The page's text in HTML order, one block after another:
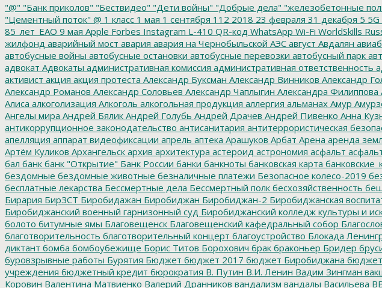
"@" "Банк приколов" "Бествидео" "Дети войны" "Добрые дела" "железобетонные
"Цементный поток" @ 1 класс 1 мая 1 сентября 112 2018 23 февраля 31 декабря 5 5G
85_лет_ЕАО 9 мая Apple Forbes Instagram L-410 QR-код WhatsApp Wi-Fi WorldSkills
жилфонд аварийный мост авария авария на Чернобыльской АЭС август Авдалян
автобусные войны автобусные остановки автобусные перевозки автобусный парк
адвокат Адвокаты административная комиссия административная ответственность
активист акция акция протеста Александр Буксман Александр Винников Александр
Александр Романов Александр Соловьев Александр Чаплыгин Александра Филиппова
Алиса алкоголизация Алкоголь алкогольная продукция аллергия альманах Амур
Ангелы мира Андрей Бялик Андрей Голубь Андрей Драчев Андрей Пивенко Анна
антикоррупционное законодательство антисанитария антитеррористическая
апелляция аппарат видеофиксации апрель аптека Арашуков Арбат Арена аренда
Артём Куликов Архангельск архив архитектура астероид астрономия асфальт
бал банк банк "Открытие" Банк России банки банкноты банковская карта
бездомные бездомные животные безналичные платежи Безопасное колесо-2019
бесплатные лекарства Бессмертные дела Бессмертный полк бесхозяйственность
Бирария БирЗСТ Биробидажан Биробиджан Биробиджан-2 Биробиджанская
Биробиджанский военный гарнизонный суд Биробиджанский колледж культуры и
болото битумные ямы Благовещенск Благовещенский кафедральный собор
благотворительность благотворительный концерт благоустройство Блокада
диктант бомба бомбоубежище Борис Титов Борохович брак браконьер Бридер
буровзрывные работы Бурятия Бюджет бюджет 2017 бюджет Биробиджана
учреждения бюджетный кредит бюрократия В. Путин В.И. Ленин Вадим Зингман
Коровин Валентина Матвиенко Валерий Дранников вандализм вандалы Васильева